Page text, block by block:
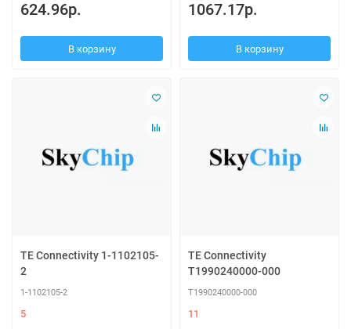
624.96р.
В корзину
1067.17р.
В корзину
TE Connectivity 1-1102105-
2
1-1102105-2
5
TE Connectivity
T1990240000-000
T1990240000-000
11